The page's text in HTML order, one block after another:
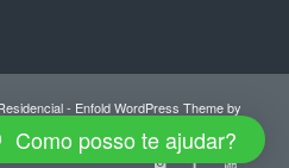
- Enfold WordPress Theme by
Como posso te ajudar?